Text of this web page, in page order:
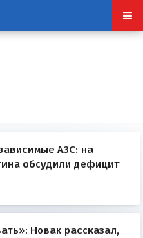
АЗС: на
обсудили дефицит
Новак рассказал,